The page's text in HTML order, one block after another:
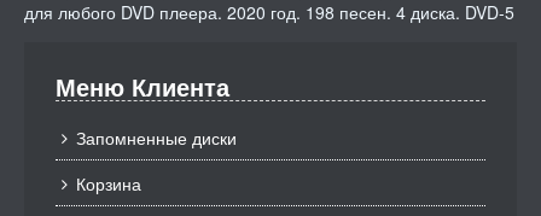
для любого DVD плеера. 2020 год. 198 песен. 4 диска. DVD-5
Меню Клиента
Запомненные диски
Корзина